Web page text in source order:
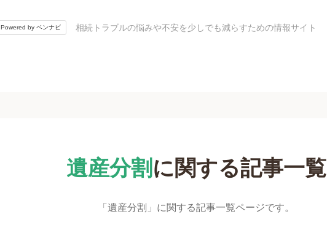
Powered by ベンナビ 相続トラブルの悩みや不安を少しでも減らすための情報サイト
遺産分割 に関する記事一覧
「遺産分割」に関する記事一覧ページです。